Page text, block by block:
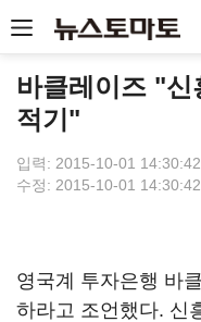
바클레이즈 "
적기"
입력: 2015-10-01 14:30:42
수정: 2015-10-01 14:30:42
영국계 투자은행 바
하라고 조언했다. 신